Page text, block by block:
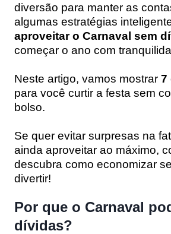
diversão para manter as
algumas estratégias
aproveitar o Carnaval sem
começar o ano com
Neste artigo, vamos mostrar 7
para você curtir a festa sem
bolso.
Se quer evitar surpresas na
ainda aproveitar ao máximo,
descubra como economizar
divertir!
Por que o Carnaval
dívidas?